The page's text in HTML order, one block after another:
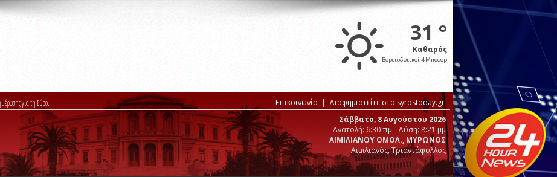
31 °
Καθαρός
Βορειοδυτικοί 4 Μποφόρ
για τη Σύρο. Επικοινωνία
Διαφημιστείτε στο syrostoday.gr
Σάββατο, 8 Αυγούστου 2026
Ανατολή: 6:30 πμ - Δύση: 8:21 μμ
ΑΙΜΙΛΙΑΝΟΥ ΟΜΟΛ., ΜΥΡΩΝΟΣ
Αιμιλιανός, Τριαντάφυλλος